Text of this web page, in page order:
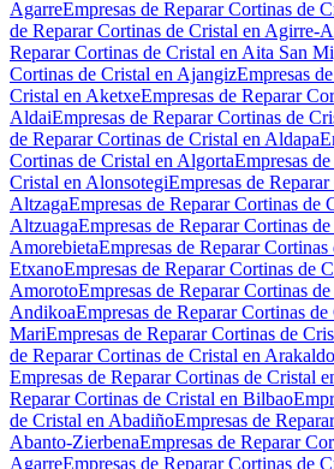
AgarreEmpresas de Reparar Cortinas de
de Reparar Cortinas de Cristal en Agirre-
Reparar Cortinas de Cristal en Aita San
Cortinas de Cristal en AjangizEmpresas
Cristal en AketxeEmpresas de Reparar
AldaiEmpresas de Reparar Cortinas de
de Reparar Cortinas de Cristal en Aldapa
Cortinas de Cristal en AlgortaEmpresas
Cristal en AlonsotegiEmpresas de
AltzagaEmpresas de Reparar Cortinas de
AltzuagaEmpresas de Reparar Cortinas
AmorebietaEmpresas de Reparar
EtxanoEmpresas de Reparar Cortinas de
AmorotoEmpresas de Reparar Cortinas
AndikoaEmpresas de Reparar Cortinas
MariEmpresas de Reparar Cortinas de
de Reparar Cortinas de Cristal en Arakaldo
Empresas de Reparar Cortinas de Cristal
Reparar Cortinas de Cristal en Bilbao
de Cristal en AbadiñoEmpresas de
Abanto-ZierbenaEmpresas de Reparar
AgarreEmpresas de Reparar Cortinas de